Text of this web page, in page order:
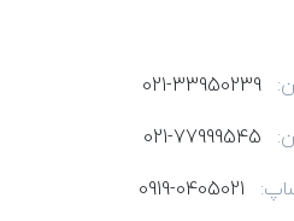
021-33950239
021-77999545
0919-0405021